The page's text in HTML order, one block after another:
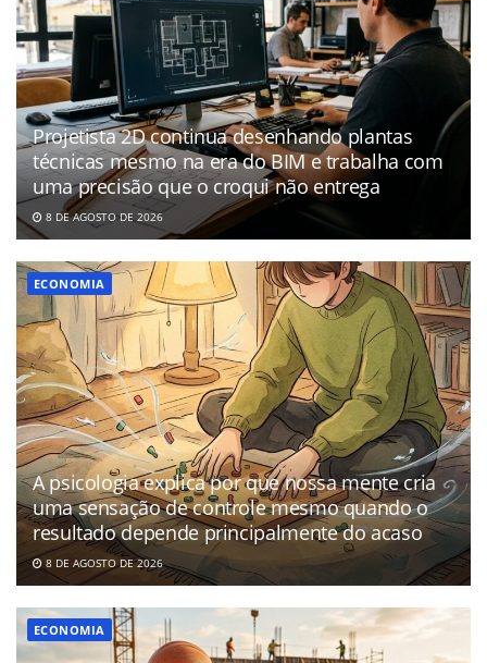
Projetista 2D continua desenhando plantas
técnicas mesmo na era do BIM e trabalha com
uma precisão que o croqui não entrega
8 DE AGOSTO DE 2026
ECONOMIA
A psicologia explica por que nossa mente cria
uma sensação de controle mesmo quando o
resultado depende principalmente do acaso
8 DE AGOSTO DE 2026
ECONOMIA